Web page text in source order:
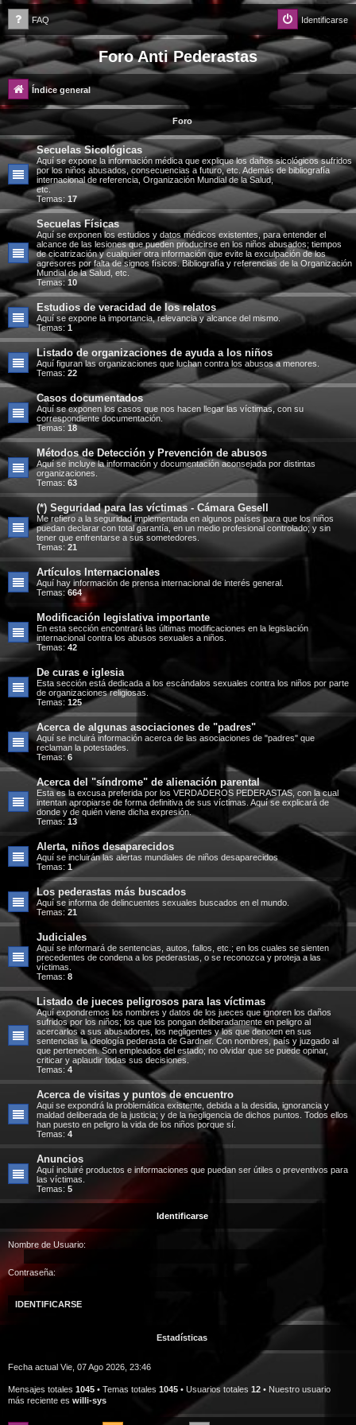
FAQ Identificarse
Foro Anti Pederastas
Índice general
Foro
Secuelas Sicológicas
Aquí se expone la información médica que explique los daños sicológicos sufridos
por los niños abusados, consecuencias a futuro, etc. Además de bibliografía
internacional de referencia, Organización Mundial de la Salud,
etc.
Temas: 17
Secuelas Físicas
Aquí se exponen los estudios y datos médicos existentes, para entender el
alcance de las lesiones que pueden producirse en los niños abusados; tiempos
de cicatrización y cualquier otra información que evite la exculpación de los
agresores por falta de signos físicos. Bibliografía y referencias de la Organización
Mundial de la Salud, etc.
Temas:10
Estudios de veracidad de los relatos
Aquí se expone la importancia, relevancia y alcance del mismo.
Temas: 1
Listado de organizaciones de ayuda a los niños
Aquí figuran las organizaciones que luchan contra los abusos a menores.
Temas: 22
Casos documentados
Aquí se exponen los casos que nos hacen llegar las víctimas, con su
correspondiente documentación.
Temas: 18
Métodos de Detección y Prevención de abusos
Aquí se incluye la información y documentación aconsejada por distintas
organizaciones.
Temas: 63
(*) Seguridad para las víctimas - Cámara Gesell
Me refiero a la seguridad implementada en algunos países para que los niños
puedan declarar con total garantía, en un medio profesional controlado; y sin
tener que enfrentarse a sus sometedores.
Temas: 21
Artículos Internacionales
Aquí hay información de prensa internacional de interés general.
Temas: 664
Modificación legislativa importante
En esta sección encontrará las últimas modificaciones en la legislación
internacional contra los abusos sexuales a niños.
Temas: 42
De curas e iglesia
Esta sección está dedicada a los escándalos sexuales contra los niños por parte
de organizaciones religiosas.
Temas: 125
Acerca de algunas asociaciones de "padres"
Aquí se incluirá información acerca de las asociaciones de "padres" que
reclaman la potestades.
Temas: 6
Acerca del "síndrome" de alienación parental
Esta es la excusa preferida por los VERDADEROS PEDERASTAS, con la cual
intentan apropiarse de forma definitiva de sus víctimas. Aquí se explicará de
donde y de quién viene dicha expresión.
Temas: 13
Alerta, niños desaparecidos
Aquí se incluirán las alertas mundiales de niños desaparecidos
Temas: 1
Los pederastas más buscados
Aquí se informa de delincuentes sexuales buscados en el mundo.
Temas: 21
Judiciales
Aquí se informará de sentencias, autos, fallos, etc.; en los cuales se sienten
precedentes de condena a los pederastas, o se reconozca y proteja a las
víctimas.
Temas: 8
Listado de jueces peligrosos para las víctimas
Aquí expondremos los nombres y datos de los jueces que ignoren los daños
sufridos por los niños; los que los pongan deliberadamente en peligro al
acercarlos a sus abusadores, los negligentes y los que denoten en sus
sentencias la ideología pederasta de Gardner. Con nombres, país y juzgado al
que pertenecen. Son empleados del estado; no olvidar que se puede opinar,
criticar y aplaudir todas sus decisiones.
Temas: 4
Acerca de visitas y puntos de encuentro
Aqui se expondrá la problemática existente, debida a la desidia, ignorancia y
maldad deliberada de la justicia; y de la negligencia de dichos puntos. Todos ellos
han puesto en peligro la vida de los niños porque sí.
Temas: 4
Anuncios
Aquí incluiré productos e informaciones que puedan ser útiles o preventivos para
las víctimas.
Temas: 5
Identificarse
Nombre de Usuario:
Contraseña:
Estadísticas
Fecha actual Vie, 07 Ago 2026, 23:46
Mensajes totales 1045 • Temas totales 1045 • Usuarios totales 12 • Nuestro usuario
más reciente es willi-sys